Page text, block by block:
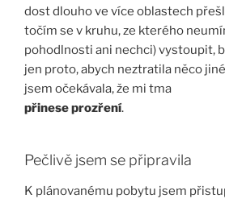
dost dlouho ve více oblastech
točím se v kruhu, ze kterého
pohodlnosti ani nechci) vystoupit,
jen proto, abych neztratila něco
jsem očekávala, že mi tma
přinese prozření.
Pečlivě jsem se připravila
K plánovanému pobytu jsem